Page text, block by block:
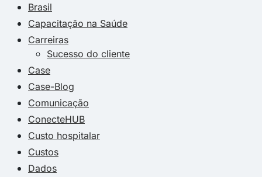
Brasil
Capacitação na Saúde
Carreiras
Sucesso do cliente
Case
Case-Blog
Comunicação
ConecteHUB
Custo hospitalar
Custos
Dados